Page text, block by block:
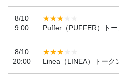
8/10
9:00
Puffer（PUFFER）ト
8/10
20:00
Linea（LINEA）トーク